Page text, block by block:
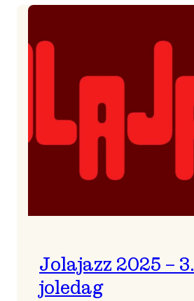
frå
Jolajazz 2025 – 3.
joledag